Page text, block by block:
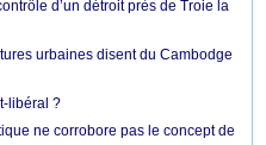
d’un détroit près de Troie la
urbaines disent du Cambodge
libéral ?
ne corrobore pas le concept de